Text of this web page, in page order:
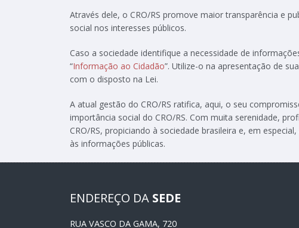
Através dele, o CRO/RS promove maior transparência e
social nos interesses públicos.
Caso a sociedade identifique a necessidade de
“Informação ao Cidadão”. Utilize-o na apresentação de
com o disposto na Lei.
A atual gestão do CRO/RS ratifica, aqui, o seu
importância social do CRO/RS. Com muita serenidade,
CRO/RS, propiciando à sociedade brasileira e, em
às informações públicas.
ENDEREÇO DA SEDE
RUA VASCO DA GAMA, 720